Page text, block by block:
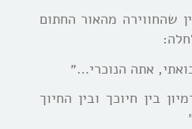
שהחווירה מהאור החתום
אתה הנוכרי…״
בין חיוכך ובין החיוך